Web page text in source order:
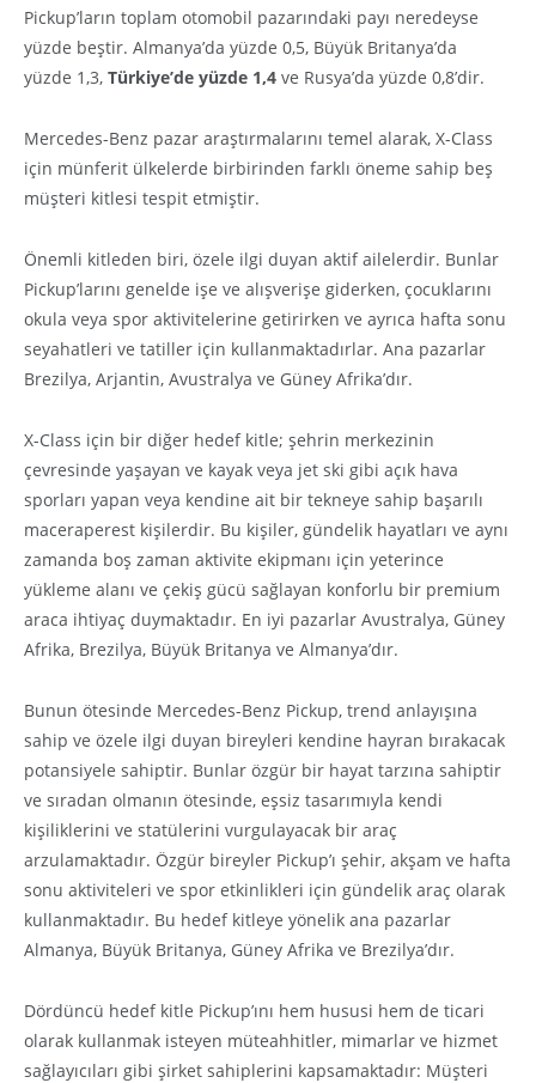
Pickup’ların toplam otomobil pazarındaki payı neredeyse
yüzde beştir. Almanya’da yüzde 0,5, Büyük Britanya’da
yüzde 1,3, Türkiye’de yüzde 1,4 ve Rusya’da yüzde 0,8’dir.
Mercedes-Benz pazar araştırmalarını temel alarak, X-Class
için münferit ülkelerde birbirinden farklı öneme sahip beş
müşteri kitlesi tespit etmiştir.
Önemli kitleden biri, özele ilgi duyan aktif ailelerdir. Bunlar
Pickup’larını genelde işe ve alışverişe giderken, çocuklarını
okula veya spor aktivitelerine getirirken ve ayrıca hafta sonu
seyahatleri ve tatiller için kullanmaktadırlar. Ana pazarlar
Brezilya, Arjantin, Avustralya ve Güney Afrika’dır.
X-Class için bir diğer hedef kitle; şehrin merkezinin
çevresinde yaşayan ve kayak veya jet ski gibi açık hava
sporları yapan veya kendine ait bir tekneye sahip başarılı
maceraperest kişilerdir. Bu kişiler, gündelik hayatları ve aynı
zamanda boş zaman aktivite ekipmanı için yeterince
yükleme alanı ve çekiş gücü sağlayan konforlu bir premium
araca ihtiyaç duymaktadır. En iyi pazarlar Avustralya, Güney
Afrika, Brezilya, Büyük Britanya ve Almanya’dır.
Bunun ötesinde Mercedes-Benz Pickup, trend anlayışına
sahip ve özele ilgi duyan bireyleri kendine hayran bırakacak
potansiyele sahiptir. Bunlar özgür bir hayat tarzına sahiptir
ve sıradan olmanın ötesinde, eşsiz tasarımıyla kendi
kişiliklerini ve statülerini vurgulayacak bir araç
arzulamaktadır. Özgür bireyler Pickup’ı şehir, akşam ve hafta
sonu aktiviteleri ve spor etkinlikleri için gündelik araç olarak
kullanmaktadır. Bu hedef kitleye yönelik ana pazarlar
Almanya, Büyük Britanya, Güney Afrika ve Brezilya’dır.
Dördüncü hedef kitle Pickup’ını hem hususi hem de ticari
olarak kullanmak isteyen müteahhitler, mimarlar ve hizmet
sağlayıcıları gibi şirket sahiplerini kapsamaktadır: Müşteri